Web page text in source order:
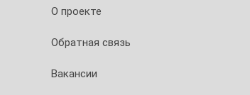
О проекте
Обратная связь
Вакансии